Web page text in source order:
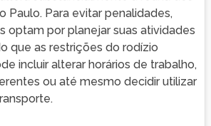
Paulo. Para evitar penalidades,
optam por planejar suas atividades
que as restrições do rodízio
incluir alterar horários de trabalho,
ou até mesmo decidir utilizar